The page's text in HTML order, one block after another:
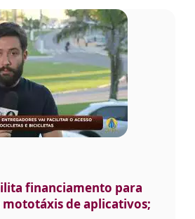
financiamento para
de aplicativos;